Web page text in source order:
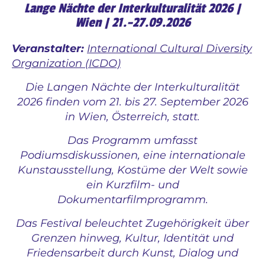
Lange Nächte der Interkulturalität 2026 |
Wien | 21.–27.09.2026
Veranstalter: International Cultural Diversity
Organization (ICDO)
Die Langen Nächte der Interkulturalität
2026 finden vom 21. bis 27. September 2026
in Wien, Österreich, statt.
Das Programm umfasst
Podiumsdiskussionen, eine internationale
Kunstausstellung, Kostüme der Welt sowie
ein Kurzfilm- und
Dokumentarfilmprogramm.
Das Festival beleuchtet Zugehörigkeit über
Grenzen hinweg, Kultur, Identität und
Friedensarbeit durch Kunst, Dialog und